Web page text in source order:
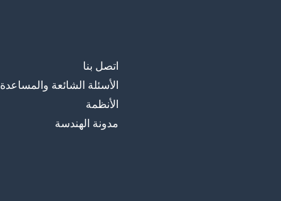
اتصل بنا
الأسئلة الشائعة والمساعدة
الأنظمة
مدونة الهندسة